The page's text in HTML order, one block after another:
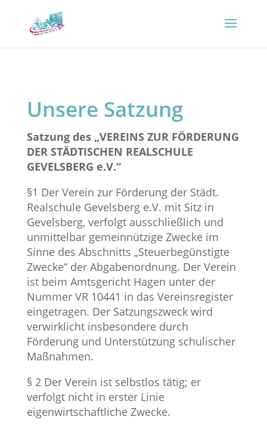
Unsere Satzung
Satzung des „VEREINS ZUR FÖRDERUNG
DER STÄDTISCHEN REALSCHULE
GEVELSBERG e.V.“
§1 Der Verein zur Förderung der Städt.
Realschule Gevelsberg e.V. mit Sitz in
Gevelsberg, verfolgt ausschließlich und
unmittelbar gemeinnützige Zwecke im
Sinne des Abschnitts „Steuerbegünstigte
Zwecke“ der Abgabenordnung. Der Verein
ist beim Amtsgericht Hagen unter der
Nummer VR 10441 in das Vereinsregister
eingetragen. Der Satzungszweck wird
verwirklicht insbesondere durch
Förderung und Unterstützung schulischer
Maßnahmen.
§ 2 Der Verein ist selbstlos tätig; er
verfolgt nicht in erster Linie
eigenwirtschaftliche Zwecke.